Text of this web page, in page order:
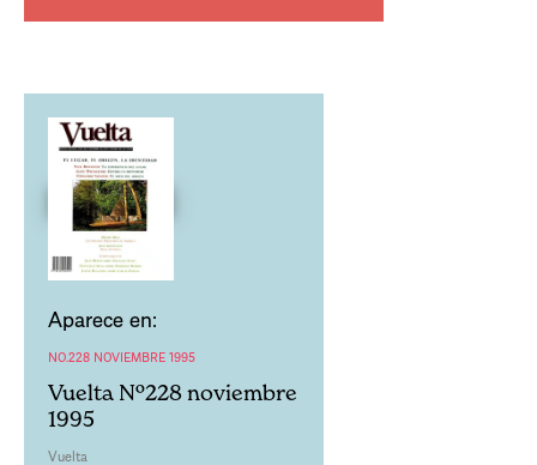
Aparece en:
NO.228 NOVIEMBRE 1995
Vuelta Nº228 noviembre
1995
Vuelta